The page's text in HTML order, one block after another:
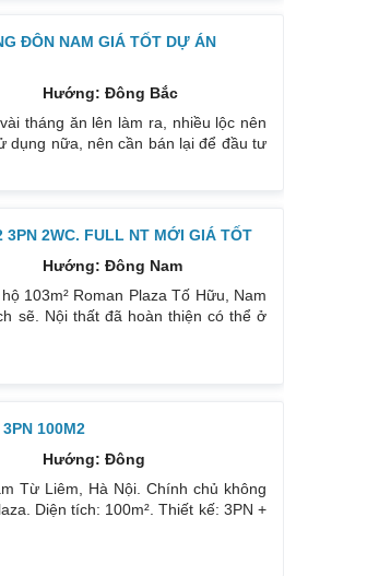
ĐÔN NAM GIÁ TỐT DỰ ÁN
Hướng: Đông Bắc
tháng ăn lên làm ra, nhiều lộc nên
dụng nữa, nên cần bán lại để đầu tư
3PN 2WC. FULL NT MỚI GIÁ TỐT
Hướng: Đông Nam
103m² Roman Plaza Tố Hữu, Nam
sẽ. Nội thất đã hoàn thiện có thể ở
100M2
Hướng: Đông
Từ Liêm, Hà Nội. Chính chủ không
Diện tích: 100m². Thiết kế: 3PN +